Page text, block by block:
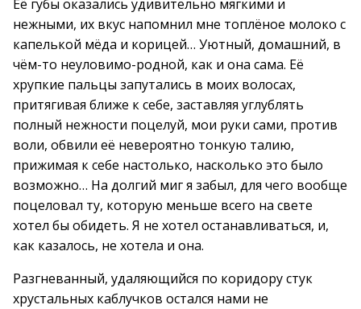
Её губы оказались удивительно мягкими и
нежными, их вкус напомнил мне топлёное молоко с
капелькой мёда и корицей… Уютный, домашний, в
чём-то неуловимо-родной, как и она сама. Её
хрупкие пальцы запутались в моих волосах,
притягивая ближе к себе, заставляя углублять
полный нежности поцелуй, мои руки сами, против
воли, обвили её невероятно тонкую талию,
прижимая к себе настолько, насколько это было
возможно… На долгий миг я забыл, для чего вообще
поцеловал ту, которую меньше всего на свете
хотел бы обидеть. Я не хотел останавливаться, и,
как казалось, не хотела и она.
Разгневанный, удаляющийся по коридору стук
хрустальных каблучков остался нами не